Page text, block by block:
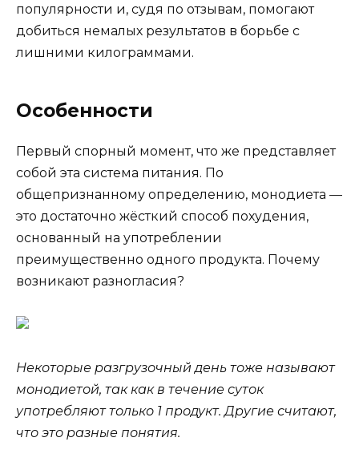
популярности и, судя по отзывам, помогают
добиться немалых результатов в борьбе с
лишними килограммами.
Особенности
Первый спорный момент, что же представляет
собой эта система питания. По
общепризнанному определению, монодиета —
это достаточно жёсткий способ похудения,
основанный на употреблении
преимущественно одного продукта. Почему
возникают разногласия?
Некоторые разгрузочный день тоже называют
монодиетой, так как в течение суток
употребляют только 1 продукт. Другие считают,
что это разные понятия.